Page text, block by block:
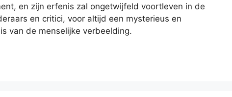
en zijn erfenis zal ongetwijfeld voortleven in de
en critici, voor altijd een mysterieus en
van de menselijke verbeelding.